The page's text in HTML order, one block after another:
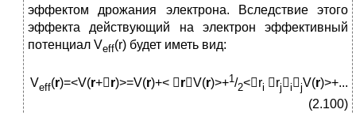
эффектом дрожания электрона. Вследствие этого
эффекта действующий на электрон эффективный
потенциал Veff(r) будет иметь вид:
Veff(r)=<V(r+r)>=V(r)+< rV(r)>+1/2<ri rj i jV(r)>+...
(2.100)